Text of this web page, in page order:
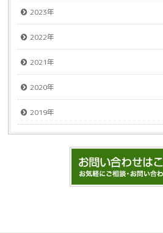
2023年
2022年
2021年
2020年
2019年